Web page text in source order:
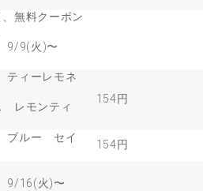
無料クーポン
9/9(火)〜
ィーレモネ
レモンティ
154円
ブルー セイ
154円
9/16(火)〜